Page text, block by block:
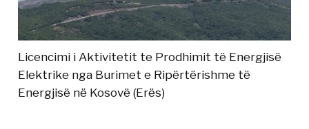
Licencimi i Aktivitetit te Prodhimit të Energjisë
Elektrike nga Burimet e Ripërtërishme të
Energjisë në Kosovë (Erës)